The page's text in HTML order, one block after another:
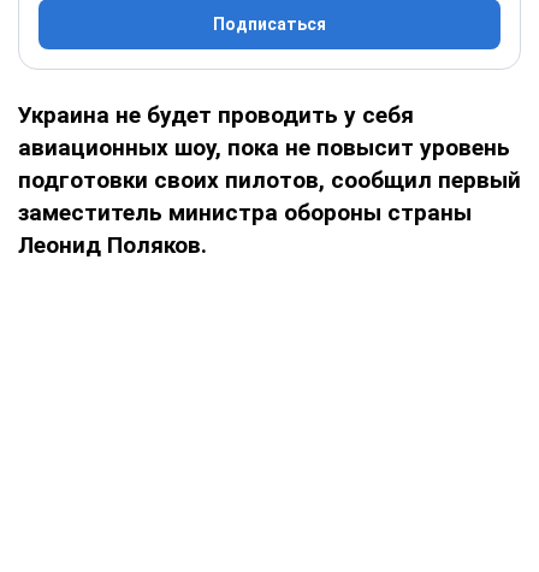
Подписаться
Украина не будет проводить у себя
авиационных шоу, пока не повысит уровень
подготовки своих пилотов, сообщил первый
заместитель министра обороны страны
Леонид Поляков.